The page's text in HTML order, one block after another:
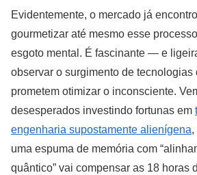
Evidentemente, o mercado já
gourmetizar até mesmo esse
esgoto mental. É fascinante — e
observar o surgimento de tecnologias
prometem otimizar o inconsciente.
desesperados investindo fortunas em
engenharia supostamente alienígena,
uma espuma de memória com
quântico” vai compensar as 18 horas